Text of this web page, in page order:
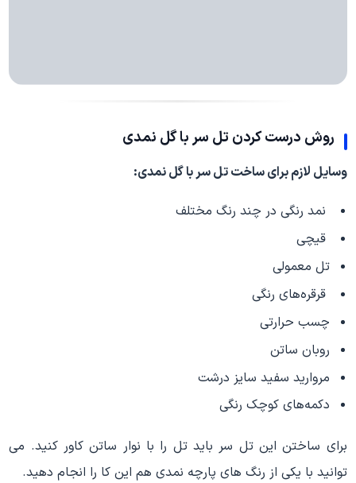
روش درست کردن تل سر با گل نمدی
وسایل لازم برای ساخت تل سر با گل نمدی:
نمد رنگی در چند رنگ مختلف
قیچی
تل معمولی
قرقره‌های رنگی
چسب حرارتی
روبان ساتن
مروارید سفید سایز درشت
دکمه‌های کوچک رنگی
برای ساختن این تل سر باید تل را با نوار ساتن کاور کنید. می
توانید با یکی از رنگ های پارچه نمدی هم این کا را انجام دهید.